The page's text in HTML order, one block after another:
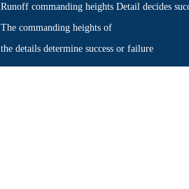
Runoff commanding heights Detail decides
The commanding heights of
the details determine success or failure